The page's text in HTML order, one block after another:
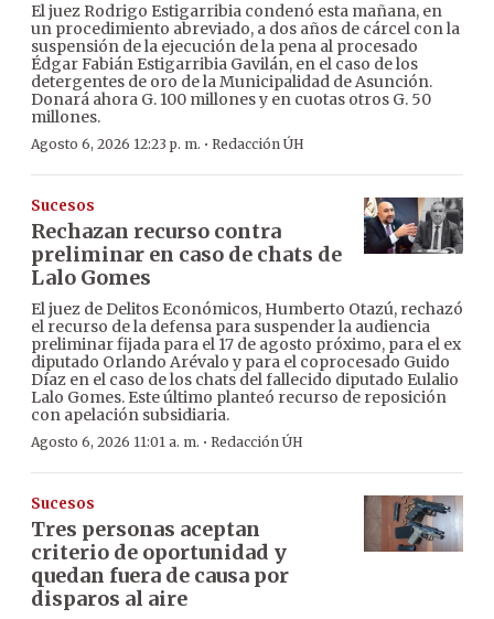
El juez Rodrigo Estigarribia condenó esta mañana, en
un procedimiento abreviado, a dos años de cárcel con la
suspensión de la ejecución de la pena al procesado
Édgar Fabián Estigarribia Gavilán, en el caso de los
detergentes de oro de la Municipalidad de Asunción.
Donará ahora G. 100 millones y en cuotas otros G. 50
millones.
Agosto 6, 2026 12:23 p. m. · Redacción ÚH
Sucesos
Rechazan recurso contra
preliminar en caso de chats de
Lalo Gomes
El juez de Delitos Económicos, Humberto Otazú, rechazó
el recurso de la defensa para suspender la audiencia
preliminar fijada para el 17 de agosto próximo, para el ex
diputado Orlando Arévalo y para el coprocesado Guido
Díaz en el caso de los chats del fallecido diputado Eulalio
Lalo Gomes. Este último planteó recurso de reposición
con apelación subsidiaria.
Agosto 6, 2026 11:01 a. m. · Redacción ÚH
Sucesos
Tres personas aceptan
criterio de oportunidad y
quedan fuera de causa por
disparos al aire